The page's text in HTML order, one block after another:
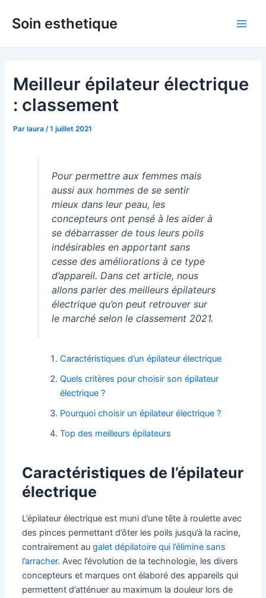
Soin esthetique
Meilleur épilateur électrique
: classement
Parlaura /1 juillet 2021
Pour permettre aux femmes mais
aussi aux hommes de se sentir
mieux dans leur peau, les
concepteurs ont pensé à les aider à
se débarrasser de tous leurs poils
indésirables en apportant sans
cesse des améliorations à ce type
d’appareil. Dans cet article, nous
allons parler des meilleurs épilateurs
électrique qu’on peut retrouver sur
le marché selon le classement 2021.
Caractéristiques d’un épilateur électrique
Quels critères pour choisir son épilateur
électrique ?
Pourquoi choisir un épilateur électrique ?
Top des meilleurs épilateurs
Caractéristiques de l’épilateur
électrique
L’épilateur électrique est muni d’une tête à roulette avec
des pinces permettant d’ôter les poils jusqu’à la racine,
contrairement augalet dépilatoire qui l’élimine sans
l’arracher. Avec l’évolution de la technologie, les divers
concepteurs et marques ont élaboré des appareils qui
permettent d’atténuer au maximum la douleur lors de